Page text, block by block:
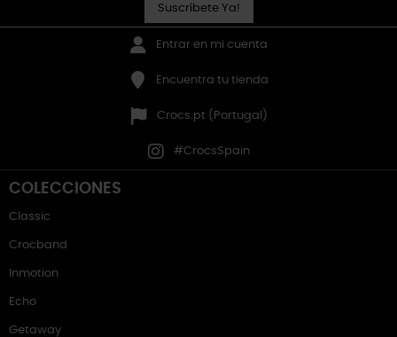
Suscríbete Ya!
Entrar en mi cuenta
Encuentra tu tienda
Crocs.pt (Portugal)
#CrocsSpain
COLECCIONES
Classic
Crocband
Inmotion
Echo
Getaway